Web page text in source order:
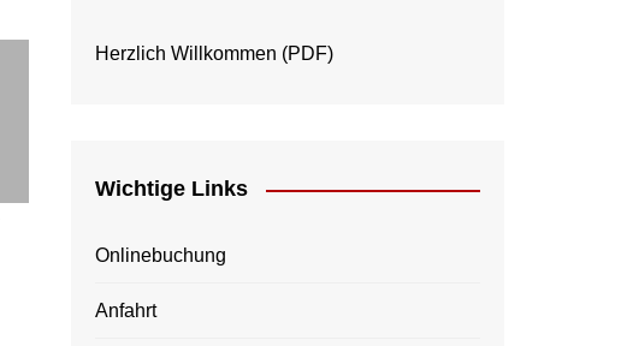
Herzlich Willkommen (PDF)
Wichtige Links
Onlinebuchung
Anfahrt